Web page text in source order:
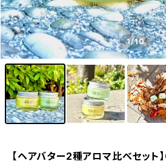
1/10
【ヘアバター2種アロマ比べセッ